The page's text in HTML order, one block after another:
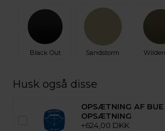
Black Out Sandstorm
Husk også disse
OPSÆTNING AF
OPSÆTNING
+624,00 DKK